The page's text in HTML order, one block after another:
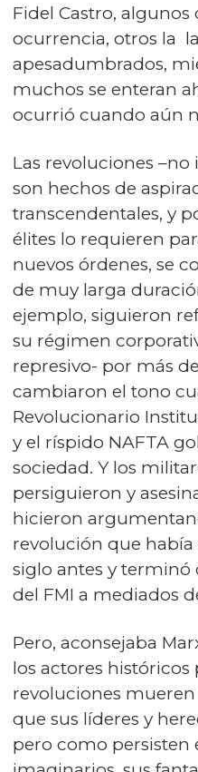
Fidel Castro,
ocurrencia, otros la
apesadumbrados,
muchos se enteran
ocurrió cuando aún
Las revoluciones
son hechos de
transcendentales, y
élites lo requieren
nuevos órdenes, se
de muy larga
ejemplo, siguieron
su régimen
represivo- por más
cambiaron el tono
Revolucionario
y el ríspido NAFTA
sociedad. Y los
persiguieron y
hicieron
revolución que
siglo antes y terminó
del FMI a mediados
Pero, aconsejaba
los actores históricos
revoluciones
que sus líderes y
pero como persisten